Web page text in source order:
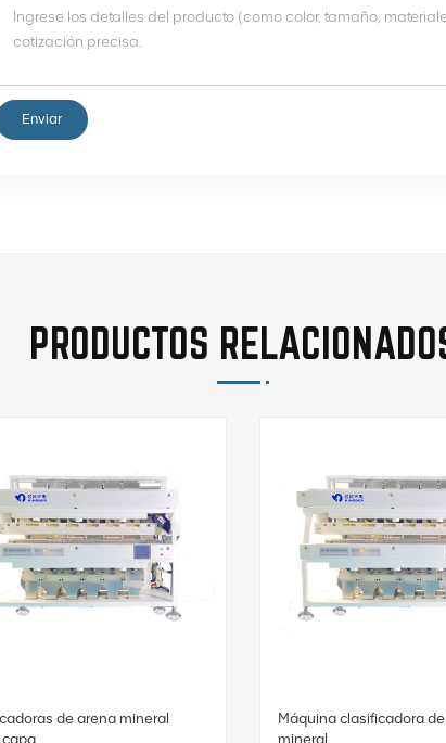
Enviar
PRODUCTOS
de arena mineral
Máquina clasificadora
mineral